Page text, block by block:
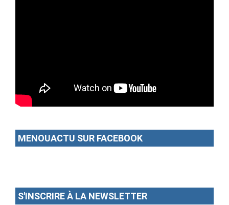
MENOUACTU SUR FACEBOOK
S'INSCRIRE À LA NEWSLETTER